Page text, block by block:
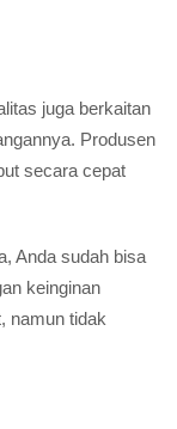
juga berkaitan
Produsen
secara cepat
Anda sudah bisa
keinginan
namun tidak